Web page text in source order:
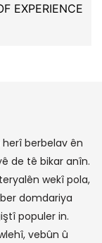
EXPERIENCE
berbelav ên
de tê bikar anîn.
wekî pola,
domdariya
populer in.
vebûn û